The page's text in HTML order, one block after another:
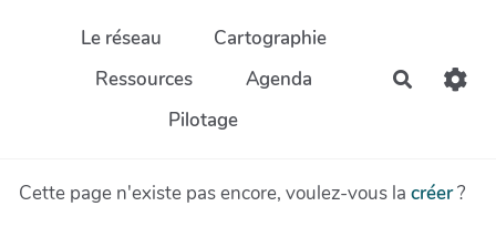
Aller au contenu principal
Le réseau
Cartographie
Ressources
Agenda
Pilotage
Cette page n'existe pas encore, voulez-vous la créer?